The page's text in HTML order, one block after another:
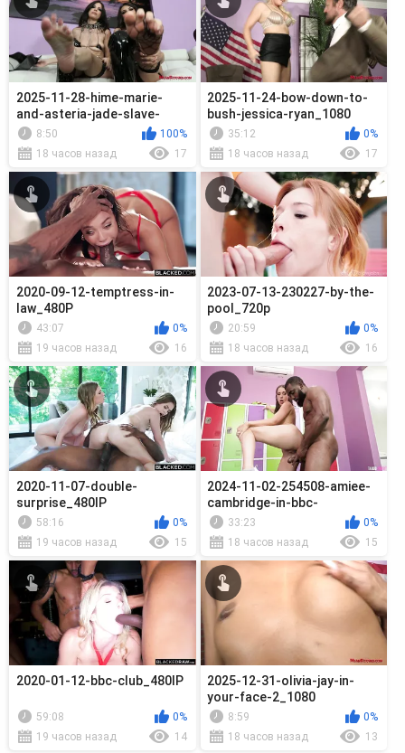
2025-11-28-hime-marie-
and-asteria-jade-slave-
orders_1080
8:50
100%
18 часов назад
17
2025-11-24-bow-down-to-
bush-jessica-ryan_1080
35:12
0%
18 часов назад
17
2020-09-12-temptress-in-
law_480P
43:07
0%
19 часов назад
16
2023-07-13-230227-by-the-
pool_720p
20:59
0%
18 часов назад
16
2020-11-07-double-
surprise_480lP
58:16
0%
19 часов назад
15
2024-11-02-254508-amiee-
cambridge-in-bbc-
championship-seas_720p
33:23
0%
18 часов назад
15
2020-01-12-bbc-club_480lP
59:08
0%
19 часов назад
14
2025-12-31-olivia-jay-in-
your-face-2_1080
8:59
0%
18 часов назад
13